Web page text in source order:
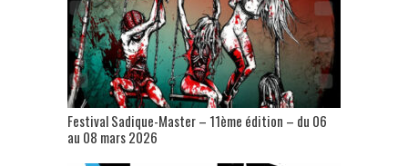
Festival Sadique-Master – 11ème édition – du 06
au 08 mars 2026